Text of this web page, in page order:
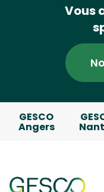
Vous
GESCO
Angers